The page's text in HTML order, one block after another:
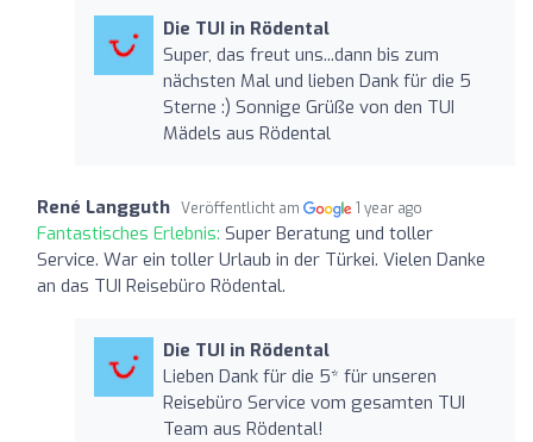
Die TUI in Rödental
Super, das freut uns...dann bis zum
nächsten Mal und lieben Dank für die 5
Sterne :) Sonnige Grüße von den TUI
Mädels aus Rödental
René Langguth Veröffentlicht am 1 year ago
Fantastisches Erlebnis: Super Beratung und toller
Service. War ein toller Urlaub in der Türkei. Vielen Danke
an das TUI Reisebüro Rödental.
Die TUI in Rödental
Lieben Dank für die 5* für unseren
Reisebüro Service vom gesamten TUI
Team aus Rödental!